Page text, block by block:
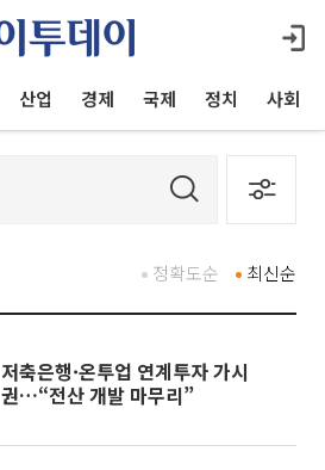
산업 경제 국제 정치 사회
최신순
정확도순
저축은행·온투업 연계투자 가시
권…“전산 개발 마무리”